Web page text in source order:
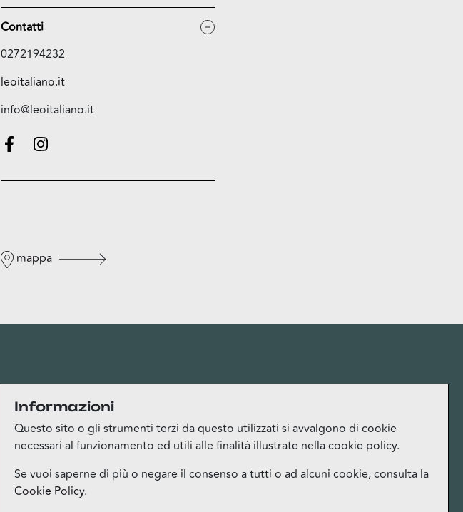
Contatti
0272194232
leoitaliano.it
info@leoitaliano.it
mappa
Informazioni
Questo sito o gli strumenti terzi da questo utilizzati si avvalgono di cookie
necessari al funzionamento ed utili alle finalità illustrate nella cookie policy.
Se vuoi saperne di più o negare il consenso a tutti o ad alcuni cookie, consulta la
Cookie Policy.
Privacy
Privacy Policy
Cookie Policy
Termini del servizio Bloom Club
Lavora con noi
Ufficio Stampa